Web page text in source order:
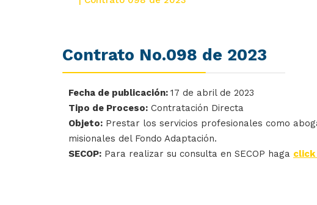
Contrato No.098 de 2023
Fecha de publicación: 17 de abril de 2023
Tipo de Proceso: Contratación Directa
Objeto: Prestar los servicios profesionales como
misionales del Fondo Adaptación.
SECOP: Para realizar su consulta en SECOP haga click